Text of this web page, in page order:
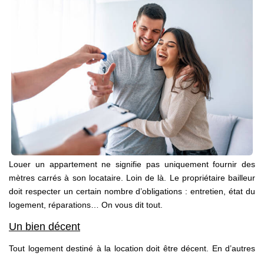
Contact
Avis Clients
Actualités
ALERTE IMMO
Louer un appartement ne signifie pas uniquement fournir des
mètres carrés à son locataire. Loin de là. Le propriétaire bailleur
doit respecter un certain nombre d’obligations : entretien, état du
logement, réparations… On vous dit tout.
Un bien décent
Tout logement destiné à la location doit être décent. En d’autres